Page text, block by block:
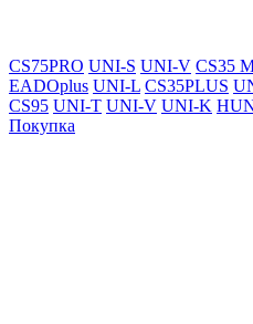
CS75PRO UNI-S UNI-V CS35
EADOplus UNI-L CS35PLUS
CS95 UNI-T UNI-V UNI-K
Покупка